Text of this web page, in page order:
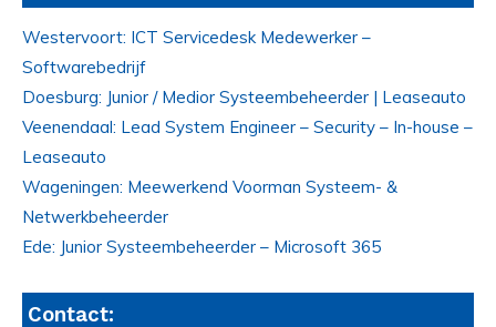
Westervoort: ICT Servicedesk Medewerker –
Softwarebedrijf
Doesburg: Junior / Medior Systeembeheerder | Leaseauto
Veenendaal: Lead System Engineer – Security – In-house –
Leaseauto
Wageningen: Meewerkend Voorman Systeem- &
Netwerkbeheerder
Ede: Junior Systeembeheerder – Microsoft 365
Contact: